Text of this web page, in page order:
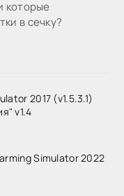
которые
в сечку?
2017 (v1.5.3.1)
v1.4
Simulator 2022